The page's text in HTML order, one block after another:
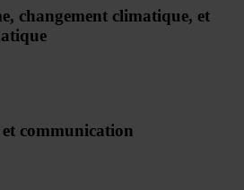
changement climatique, et
communication